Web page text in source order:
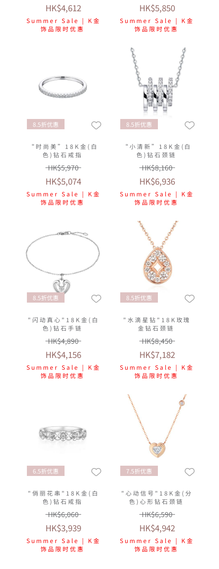
HK$4,612
Summer Sale | K金
饰品限时优惠
HK$5,850
Summer Sale | K金
饰品限时优惠
8.5折优惠
“时尚美”18K金(白
色)钻石戒指
HK$5,970
HK$5,074
Summer Sale | K金
饰品限时优惠
8.5折优惠
“小清新”18K金(白
色)钻石颈链
HK$8,160
HK$6,936
Summer Sale | K金
饰品限时优惠
8.5折优惠
"闪动真心"18K金(白
色)钻石手链
HK$4,890
HK$4,156
Summer Sale | K金
饰品限时优惠
8.5折优惠
"水滴星钻"18K玫瑰
金钻石颈链
HK$8,450
HK$7,182
Summer Sale | K金
饰品限时优惠
6.5折优惠
"俏丽花串"18K金(白
色)钻石戒指
HK$6,060
HK$3,939
Summer Sale | K金
饰品限时优惠
7.5折优惠
"心动信号"18K金(分
色)心形钻石颈链
HK$6,590
HK$4,942
Summer Sale | K金
饰品限时优惠